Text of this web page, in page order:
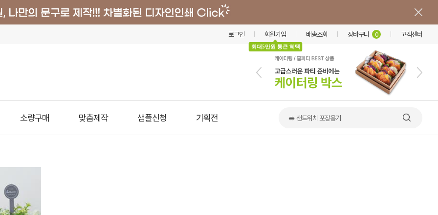
로그인 회원가입
최대5만원 통큰 혜택
배송조회 장바구니 0 고객센터
소량구매 맞춤제작 샘플신청 기획전 🥪 샌드위치 포장용기